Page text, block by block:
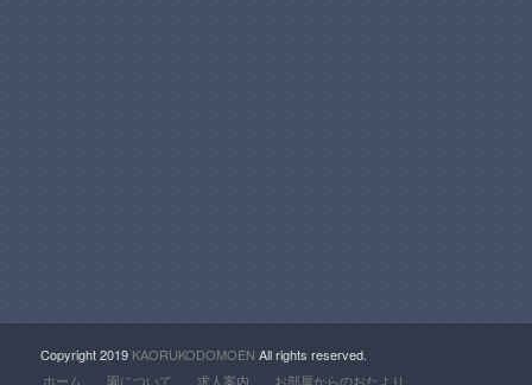
Copyright 2019 KAORUKODOMOEN All rights reserved.
ホーム
園について 求人案内 お部屋からのおたより